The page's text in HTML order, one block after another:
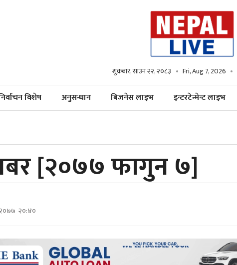
शुक्रबार, साउन २२, २०८३ Fri, Aug 7, 2026
विशेष अनुसन्धान बिजनेस लाइभ इन्टरटेन्मेन्ट लाइभ
[२०७७ फागुन ७]
२०:४०